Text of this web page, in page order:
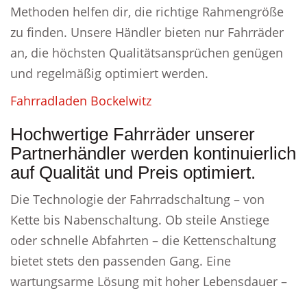
Methoden helfen dir, die richtige Rahmengröße
zu finden. Unsere Händler bieten nur Fahrräder
an, die höchsten Qualitätsansprüchen genügen
und regelmäßig optimiert werden.
Fahrradladen Bockelwitz
Hochwertige Fahrräder unserer
Partnerhändler werden kontinuierlich
auf Qualität und Preis optimiert.
Die Technologie der Fahrradschaltung – von
Kette bis Nabenschaltung. Ob steile Anstiege
oder schnelle Abfahrten – die Kettenschaltung
bietet stets den passenden Gang. Eine
wartungsarme Lösung mit hoher Lebensdauer –